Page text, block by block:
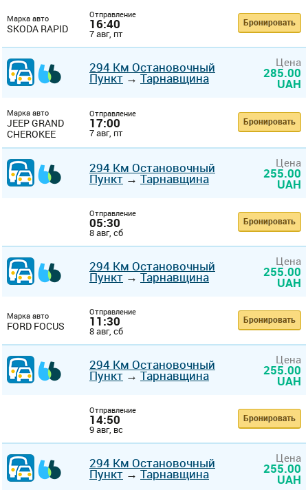
Марка авто
SKODA RAPID
Отправление
16:40
7 авг, пт
Бронировать
294 Км Остановочный
Пункт→Тарнавщина
Цена
285.00
UAH
Марка авто
JEEP GRAND
CHEROKEE
Отправление
17:00
7 авг, пт
Бронировать
294 Км Остановочный
Пункт→Тарнавщина
Цена
255.00
UAH
Отправление
05:30
8 авг, сб
Бронировать
294 Км Остановочный
Пункт→Тарнавщина
Цена
255.00
UAH
Марка авто
FORD FOCUS
Отправление
11:30
8 авг, сб
Бронировать
294 Км Остановочный
Пункт→Тарнавщина
Цена
255.00
UAH
Отправление
14:50
9 авг, вс
Бронировать
294 Км Остановочный
Пункт→Тарнавщина
Цена
255.00
UAH